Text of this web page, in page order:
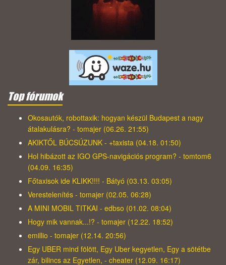
Top fórumok
Okosautók, robottaxik: hogyan készül Budapest a nagy
átalakulásra? - tomajer (06.26. 21:55)
AKIKTŐL BÚCSÚZUNK - +taxista (04.18. 01:50)
Hol hibázott az IGO GPS-navigációs program? - tomtom6
(04.09. 16:35)
Főtaxisok ide KLIKK!!!! - Bátyó (03.13. 03:05)
Verestelenítés - tomajer (02.05. 06:28)
A MINI MOBIL TITKAI - edbso (01.02. 08:04)
Hogy mik vannak...!? - tomajer (12.22. 18:52)
emillio - tomajer (12.14. 20:56)
Egy UBER mind fölött, Egy Uber kegyetlen, Egy a sötétbe
zár, bilincs az Egyetlen, - cheater (12.09. 16:17)